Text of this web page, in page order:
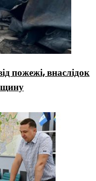
пожежі, внаслідок